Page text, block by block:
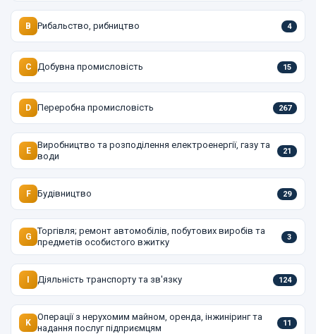
B Рибальство, рибництво 4
C Добувна промисловість 15
D Переробна промисловість 267
E
Виробництво та розподілення електроенергії, газу та
води
21
F Будівництво 29
G
Торгівля; ремонт автомобілів, побутових виробів та
предметів особистого вжитку
3
I Діяльність транспорту та зв'язку 124
K
Операції з нерухомим майном, оренда, інжиніринг та
надання послуг підприємцям
11